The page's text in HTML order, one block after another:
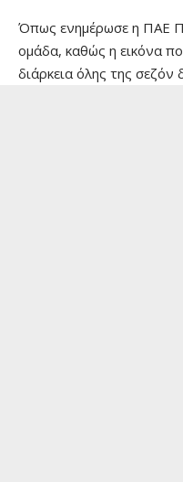
Όπως ενημέρωσε η ΠΑΕ
ομάδα, καθώς η εικόνα
διάρκεια όλης της σεζόν